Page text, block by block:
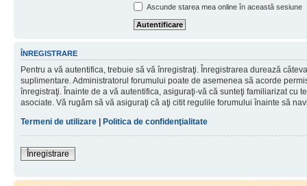
Ascunde starea mea online în această sesiune
ÎNREGISTRARE
Pentru a vă autentifica, trebuie să vă înregistraţi. Înregistrarea durează
suplimentare. Administratorul forumului poate de asemenea să acorde
înregistraţi. Înainte de a vă autentifica, asiguraţi-vă că sunteţi familiarizat cu
asociate. Vă rugăm să vă asiguraţi că aţi citit regulile forumului înainte să
Termeni de utilizare | Politica de confidenţialitate
Înregistrare